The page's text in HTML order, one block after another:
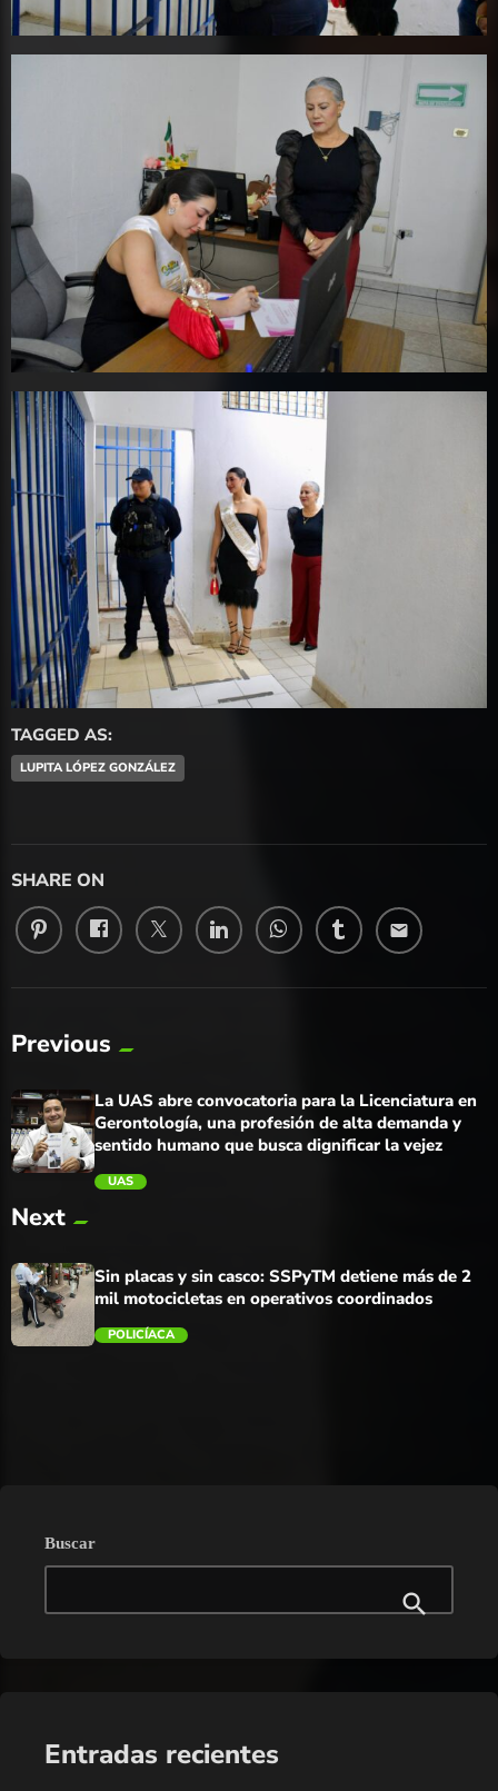
TAGGED AS:
LUPITA LÓPEZ GONZÁLEZ
SHARE ON
email
Previous
La UAS abre convocatoria para la Licenciatura en
Gerontología, una profesión de alta demanda y
sentido humano que busca dignificar la vejez
UAS
Next
Sin placas y sin casco: SSPyTM detiene más de 2
mil motocicletas en operativos coordinados
POLICÍACA
Buscar
Entradas recientes